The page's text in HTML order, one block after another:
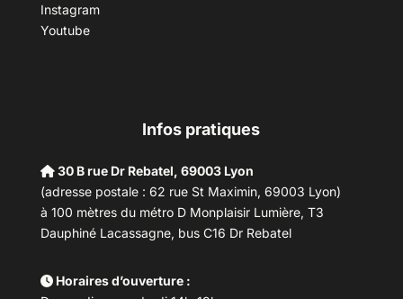
Instagram
Youtube
Infos pratiques
30 B rue Dr Rebatel, 69003 Lyon
(adresse postale : 62 rue St Maximin, 69003 Lyon)
à 100 mètres du métro D Monplaisir Lumière, T3
Dauphiné Lacassagne, bus C16 Dr Rebatel
Horaires d’ouverture :